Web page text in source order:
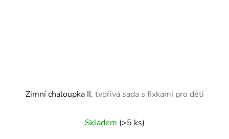
Zimní chaloupka II. tvořivá sada s fixkami pro děti
Skladem (>5 ks)